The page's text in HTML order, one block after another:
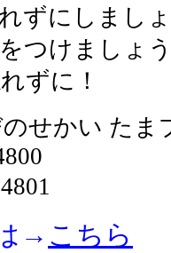
ずにしまし
つけましょ
ずに！
せかい たま
→ こちら